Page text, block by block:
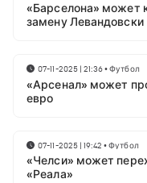
«Барселона» может
замену Левандовски
07-11-2025 | 21:36•Футбол
«Арсенал» может
евро
07-11-2025 | 19:42 •Футбол
«Челси» может
«Реала»